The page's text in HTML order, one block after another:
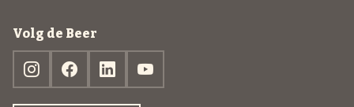
Volg de Beer